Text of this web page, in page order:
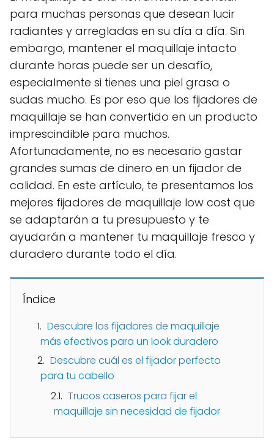
para muchas personas que desean lucir
radiantes y arregladas en su día a día. Sin
embargo, mantener el maquillaje intacto
durante horas puede ser un desafío,
especialmente si tienes una piel grasa o
sudas mucho. Es por eso que los fijadores de
maquillaje se han convertido en un producto
imprescindible para muchos.
Afortunadamente, no es necesario gastar
grandes sumas de dinero en un fijador de
calidad. En este artículo, te presentamos los
mejores fijadores de maquillaje low cost que
se adaptarán a tu presupuesto y te
ayudarán a mantener tu maquillaje fresco y
duradero durante todo el día.
Índice
Descubre los fijadores de maquillaje
más efectivos para un look duradero
Descubre cuál es el fijador perfecto
para tu cabello
Trucos caseros para fijar el
maquillaje sin necesidad de fijador